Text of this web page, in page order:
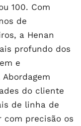
100. Com
de
a Henan
profundo dos
e
do cliente
de linha de
precisão os